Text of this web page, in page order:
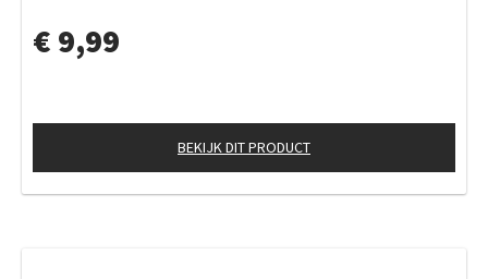
€ 9,99
BEKIJK DIT PRODUCT